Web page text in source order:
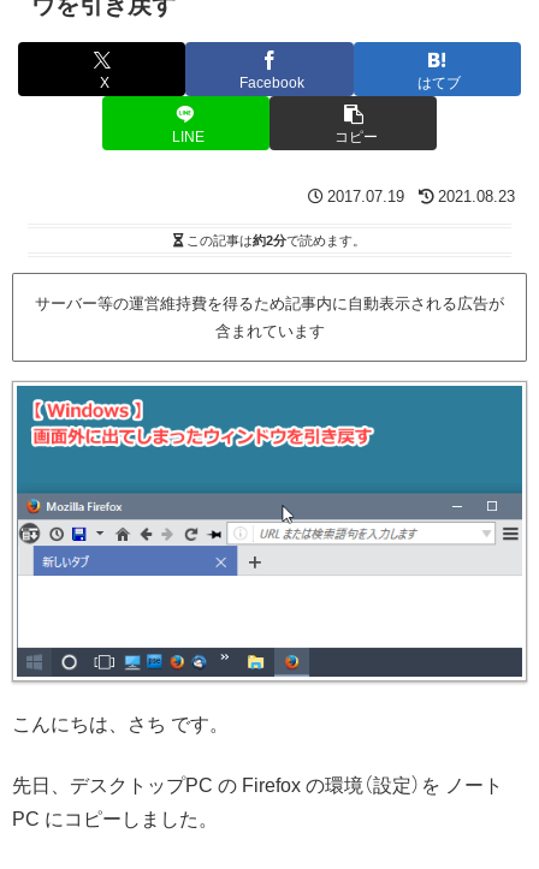
X Facebook はてブ
LINE コピー
2017.07.19 2021.08.23
この記事は約2分で読めます。
サーバー等の運営維持費を得るため記事内に自動表示される広告が
含まれています
こんにちは、さち です。
先日、デスクトップPC の Firefox の環境（設定）を ノート
PC にコピーしました。